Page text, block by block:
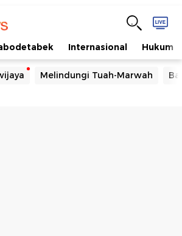
Internasional Hukum
Melindungi Tuah-Marwah